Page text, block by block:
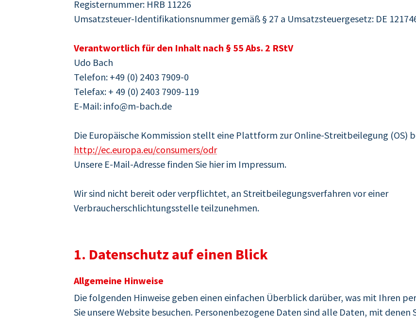
Registernummer: HRB 11226
Umsatzsteuer-Identifikationsnummer gemäß § 27 a Umsatzsteuergesetz: DE
Verantwortlich für den Inhalt nach § 55 Abs. 2 RStV
Udo Bach
Telefon: +49 (0) 2403 7909-0
Telefax: + 49 (0) 2403 7909-119
E-Mail: info@m-bach.de
Die Europäische Kommission stellt eine Plattform zur Online-Streitbeilegung (OS)
http://ec.europa.eu/consumers/odr
Unsere E-Mail-Adresse finden Sie hier im Impressum.
Wir sind nicht bereit oder verpflichtet, an Streitbeilegungsverfahren vor einer
Verbraucherschlichtungsstelle teilzunehmen.
1. Datenschutz auf einen Blick
Allgemeine Hinweise
Die folgenden Hinweise geben einen einfachen Überblick darüber, was mit Ihren
Sie unsere Website besuchen. Personenbezogene Daten sind alle Daten, mit